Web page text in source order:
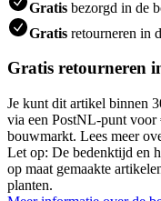
Gratis bezorgd in de
Gratis retourneren in
Gratis retourneren
Je kunt dit artikel binnen
via een PostNL-punt voor
bouwmarkt. Lees meer
Let op: De bedenktijd en
op maat gemaakte
planten.